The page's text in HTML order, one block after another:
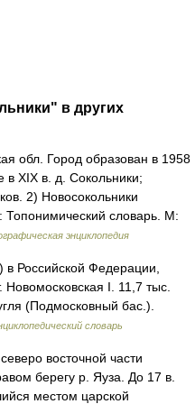
в других
обл. Город образован в 1958
в XIX в. д. Сокольники;
2) Новосокольники
Топонимический словарь. М:
энциклопедия
Российской Федерации,
Новомосковская I. 11,7 тыс.
(Подмосковный бас.).
словарь
восточной части
берегу р. Яуза. До 17 в.
местом царской